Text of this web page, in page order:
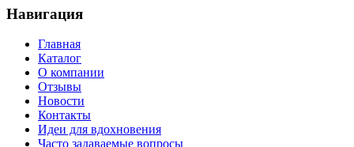
Навигация
Главная
Каталог
О компании
Отзывы
Новости
Контакты
Идеи для вдохновения
Часто задаваемые вопросы